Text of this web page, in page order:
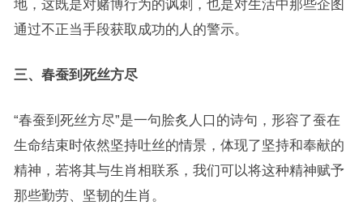
地，这既是对赌博行为的讽刺，也是对生活中那些企图
通过不正当手段获取成功的人的警示。
三、春蚕到死丝方尽
“春蚕到死丝方尽”是一句脍炙人口的诗句，形容了蚕在
生命结束时依然坚持吐丝的情景，体现了坚持和奉献的
精神，若将其与生肖相联系，我们可以将这种精神赋予
那些勤劳、坚韧的生肖。